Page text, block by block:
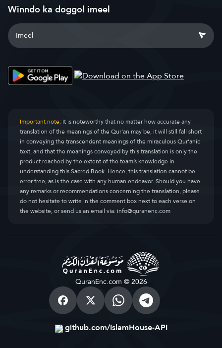
Winndo ka doggol imeel
Important note:It is noteworthy that no matter how accurate any
translation of the meanings of the Qur’an may be, it will still fall short
in conveying the transcendent meanings of the miraculous Qur’anic
text, and that the meanings conveyed by this translation is only the
product reached by the extent of the team’s knowledge in
understanding this Sacred Book. Hence, this translation cannot be
error-free, as is the case with any human endeavor. Should you have
any remarks or recommendations concerning the translation, please
do not hesitate to write in the comment box next to each verse on
the website, or send us an email via:info@quranenc.com
QuranEnc.com © 2026
github.com/IslamHouse-API